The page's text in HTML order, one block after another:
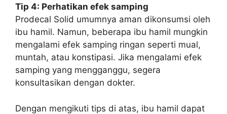
Tip 4: Perhatikan efek samping
Prodecal Solid umumnya aman dikonsumsi oleh
ibu hamil. Namun, beberapa ibu hamil mungkin
mengalami efek samping ringan seperti mual,
muntah, atau konstipasi. Jika mengalami efek
samping yang mengganggu, segera
konsultasikan dengan dokter.
Dengan mengikuti tips di atas, ibu hamil dapat